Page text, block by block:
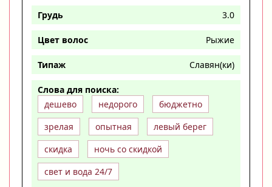
Грудь 3.0
Цвет волос Рыжие
Типаж Славян(ки)
Слова для поиска:
дешево
недорого
бюджетно
зрелая
опытная
левый берег
скидка
ночь со скидкой
свет и вода 24/7